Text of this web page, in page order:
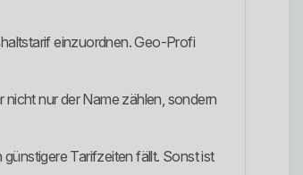
einzuordnen. Geo-Profi
nur der Name zählen, sondern
Tarifzeiten fällt. Sonst ist